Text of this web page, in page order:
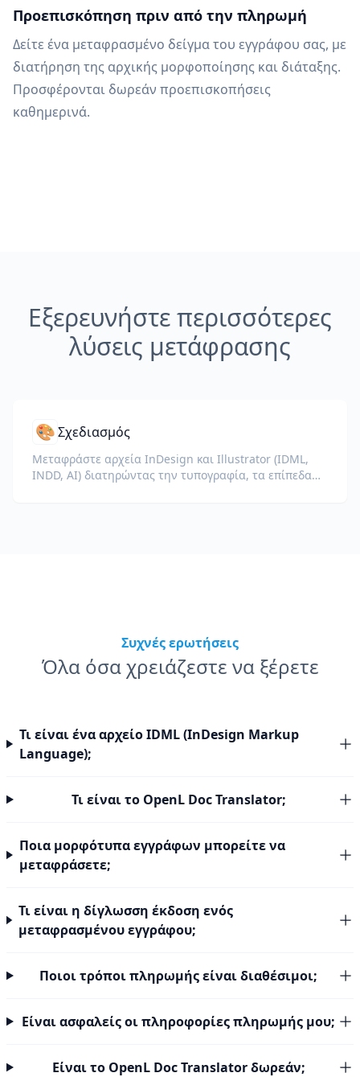
Προεπισκόπηση πριν από την πληρωμή
Δείτε ένα μεταφρασμένο δείγμα του εγγράφου σας, με
διατήρηση της αρχικής μορφοποίησης και διάταξης.
Προσφέρονται δωρεάν προεπισκοπήσεις
καθημερινά.
Εξερευνήστε περισσότερες
λύσεις μετάφρασης
🎨Σχεδιασμός
Μεταφράστε αρχεία InDesign και Illustrator (IDML,
INDD, AI) διατηρώντας την τυπογραφία, τα επίπεδα
Συχνές ερωτήσεις
Όλα όσα χρειάζεστε να ξέρετε
Τι είναι ένα αρχείο IDML (InDesign Markup
Language);
Τι είναι το OpenL Doc Translator;
Ποια μορφότυπα εγγράφων μπορείτε να
μεταφράσετε;
Τι είναι η δίγλωσση έκδοση ενός
μεταφρασμένου εγγράφου;
Ποιοι τρόποι πληρωμής είναι διαθέσιμοι;
Είναι ασφαλείς οι πληροφορίες πληρωμής μου;
Είναι το OpenL Doc Translator δωρεάν;